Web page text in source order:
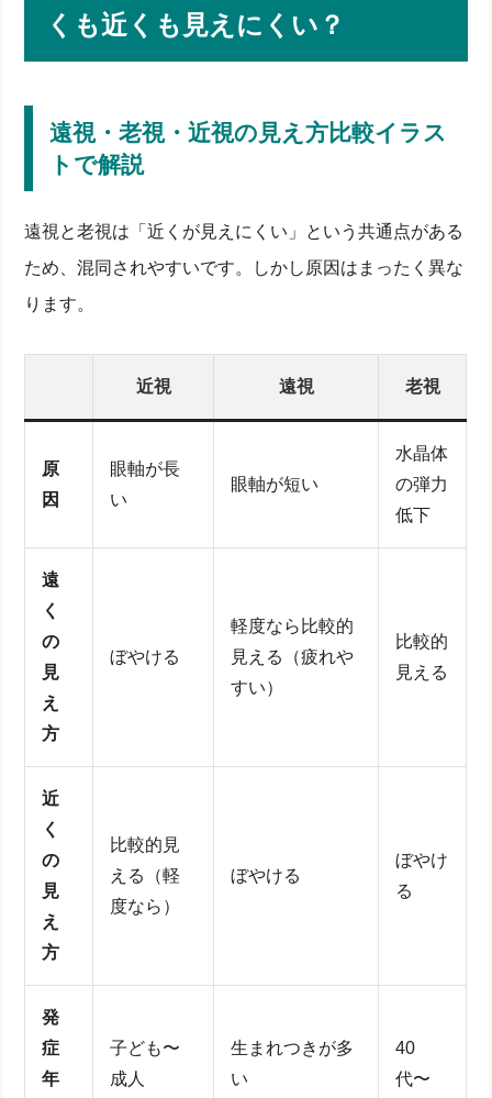
くも近くも見えにくい？
遠視・老視・近視の見え方比較イラス
トで解説
遠視と老視は「近くが見えにくい」という共通点がある
ため、混同されやすいです。しかし原因はまったく異な
ります。
近視 遠視 老視
原
因
眼軸が長
い
眼軸が短い
水晶体
の弾力
低下
遠
く
の
見
え
方
ぼやける
軽度なら比較的
見える（疲れや
すい）
比較的
見える
近
く
の
見
え
方
比較的見
える（軽
度なら）
ぼやける
ぼやけ
る
発
症
年
子ども〜
成人
生まれつきが多
い
40
代〜